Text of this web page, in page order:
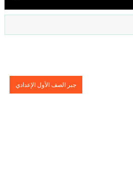
جبر الصف الأول الإعدادي